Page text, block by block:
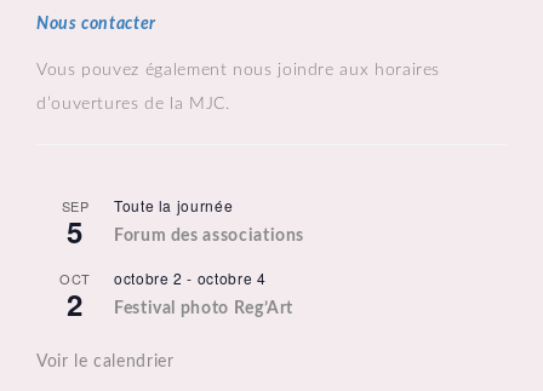
Nous contacter
Vous pouvez également nous joindre aux horaires
d’ouvertures de la MJC.
SEP
5
Toute la journée
Forum des associations
OCT
2
octobre 2 - octobre 4
Festival photo Reg’Art
Voir le calendrier